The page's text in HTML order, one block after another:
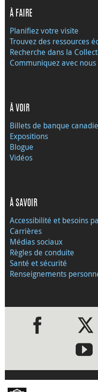
À FAIRE
Planifiez votre visite
Trouvez des ressources
Recherche dans la
Communiquez avec nous
À VOIR
Billets de banque
Expositions
Blogue
Vidéos
À SAVOIR
Accessibilité et besoins
Carrières
Médias sociaux
Règles de conduite
Santé et sécurité
Renseignements